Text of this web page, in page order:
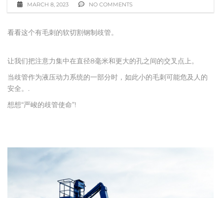
MARCH 8, 2023 NO COMMENTS
看看这个有毛刺的软切割钢制歧管。
让我们把注意力集中在直径8毫米和更大的孔之间的交叉点上。
当歧管作为液压动力系统的一部分时，如此小的毛刺可能危及人的
安全。.
想想“严峻的歧管使命”!